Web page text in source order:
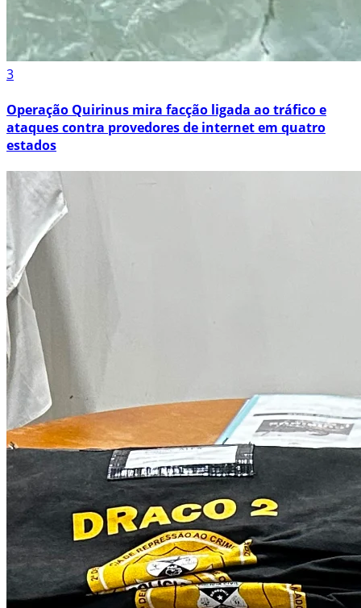
3
Operação Quirinus mira facção ligada ao tráfico e
ataques contra provedores de internet em quatro
estados